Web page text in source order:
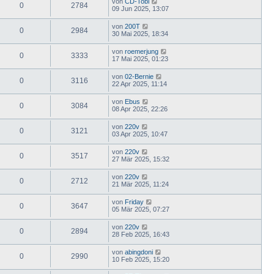
0 2784
09 Jun 2025, 13:07
0 2984 von 200T
30 Mai 2025, 18:34
0 3333 von roemerjung
17 Mai 2025, 01:23
0 3116 von 02-Bernie
22 Apr 2025, 11:14
0 3084 von Ebus
08 Apr 2025, 22:26
0 3121 von 220v
03 Apr 2025, 10:47
0 3517 von 220v
27 Mär 2025, 15:32
0 2712 von 220v
21 Mär 2025, 11:24
0 3647 von Friday
05 Mär 2025, 07:27
0 2894 von 220v
28 Feb 2025, 16:43
0 2990 von abingdoni
10 Feb 2025, 15:20